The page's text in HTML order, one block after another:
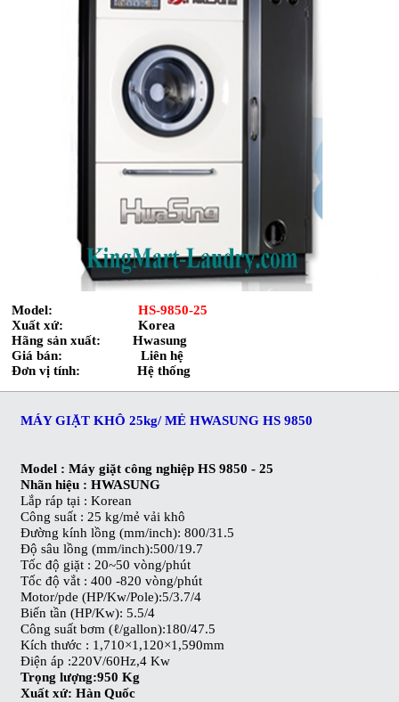
Model:HS-9850-25
Xuất xứ: Korea
Hãng sản xuất: Hwasung
Giá bán: Liên hệ
Đơn vị tính: Hệ thống
MÁY GIẶT KHÔ 25kg/ MẺHWASUNG HS 9850
Model :Máy giặt công nghiệpHS 9850 - 25
Nhãn hiệu : HWASUNG
Lắp ráp tại : Korean
Công suất : 25 kg/mẻ vải khô
Đường kính lồng (mm/inch): 800/31.5
Độ sâu lồng (mm/inch):500/19.7
Tốc độ giặt : 20~50 vòng/phút
Tốc độ vắt : 400 -820 vòng/phút
Motor/pde (HP/Kw/Pole):5/3.7/4
Biến tần (HP/Kw): 5.5/4
Công suất bơm (ℓ/gallon):180/47.5
Kích thước : 1,710×1,120×1,590mm
Điện áp :220V/60Hz,4 Kw
Trọng lượng:950 Kg
Xuất xứ: Hàn Quốc